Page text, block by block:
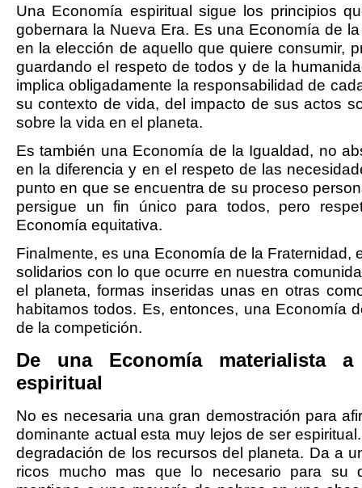
Una Economía espiritual sigue los principios
gobernara la Nueva Era. Es una Economía de
en la elección de aquello que quiere consumir,
guardando el respeto de todos y de la
implica obligadamente la responsabilidad de
su contexto de vida, del impacto de sus actos
sobre la vida en el planeta.
Es también una Economía de la Igualdad, no
en la diferencia y en el respeto de las
punto en que se encuentra de su proceso
persigue un fin único para todos, pero
Economía equitativa.
Finalmente, es una Economía de la Fraternidad,
solidarios con lo que ocurre en nuestra
el planeta, formas inseridas unas en otras
habitamos todos. Es, entonces, una Economía
de la competición.
De una Economía materialista
espiritual
No es necesaria una gran demostración para
dominante actual esta muy lejos de ser
degradación de los recursos del planeta. Da a
ricos mucho mas que lo necesario para su